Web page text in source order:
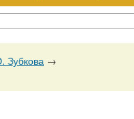
Зубкова →